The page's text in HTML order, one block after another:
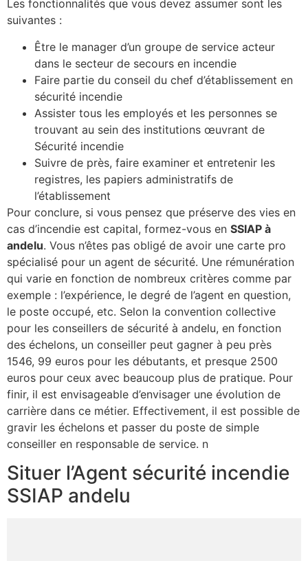
Les fonctionnalités que vous devez assumer sont les
suivantes :
Être le manager d’un groupe de service acteur
dans le secteur de secours en incendie
Faire partie du conseil du chef d’établissement en
sécurité incendie
Assister tous les employés et les personnes se
trouvant au sein des institutions œuvrant de
Sécurité incendie
Suivre de près, faire examiner et entretenir les
registres, les papiers administratifs de
l’établissement
Pour conclure, si vous pensez que préserve des vies en
cas d’incendie est capital, formez-vous en SSIAP à
andelu. Vous n’êtes pas obligé de avoir une carte pro
spécialisé pour un agent de sécurité. Une rémunération
qui varie en fonction de nombreux critères comme par
exemple : l’expérience, le degré de l’agent en question,
le poste occupé, etc. Selon la convention collective
pour les conseillers de sécurité à andelu, en fonction
des échelons, un conseiller peut gagner à peu près
1546, 99 euros pour les débutants, et presque 2500
euros pour ceux avec beaucoup plus de pratique. Pour
finir, il est envisageable d’envisager une évolution de
carrière dans ce métier. Effectivement, il est possible de
gravir les échelons et passer du poste de simple
conseiller en responsable de service. n
Situer l’Agent sécurité incendie
SSIAP andelu